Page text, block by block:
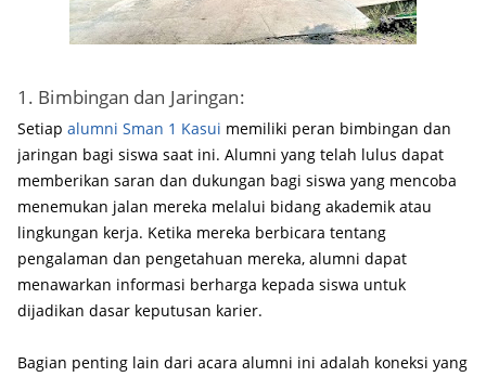
1. Bimbingan dan Jaringan:
Setiap alumni Sman 1 Kasui memiliki peran bimbingan dan
jaringan bagi siswa saat ini. Alumni yang telah lulus dapat
memberikan saran dan dukungan bagi siswa yang mencoba
menemukan jalan mereka melalui bidang akademik atau
lingkungan kerja. Ketika mereka berbicara tentang
pengalaman dan pengetahuan mereka, alumni dapat
menawarkan informasi berharga kepada siswa untuk
dijadikan dasar keputusan karier.
Bagian penting lain dari acara alumni ini adalah koneksi yang